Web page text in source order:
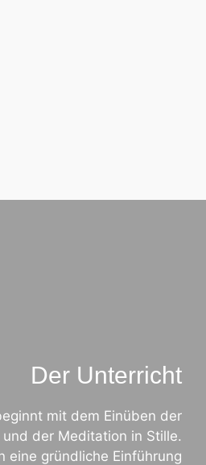
Der Unterricht
mit dem Einüben der
und der Meditation in Stille.
eine gründliche Einführung